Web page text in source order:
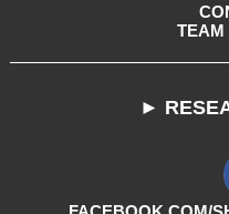
TEAM
►